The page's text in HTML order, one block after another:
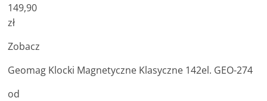
149,90
zł
Zobacz
Geomag Klocki Magnetyczne Klasyczne 142el. GEO-274
od